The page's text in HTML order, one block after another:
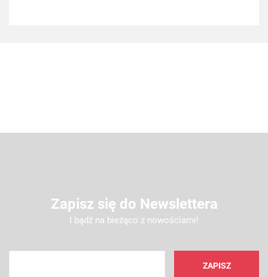
Zapisz się do Newslettera
I bądź na bieżąco z nowościami!